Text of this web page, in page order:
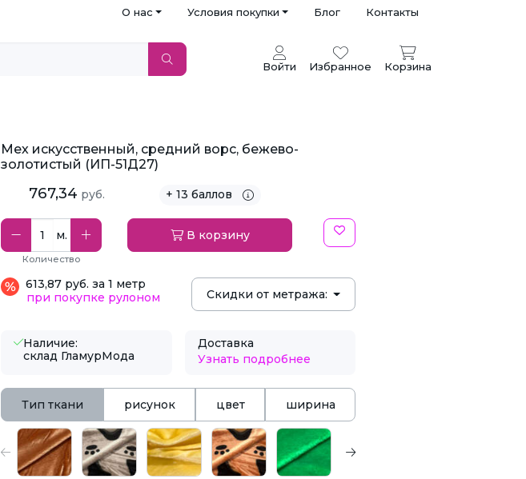
О нас Условия покупки Блог Контакты
Войти Избранное Корзина
Мех искусственный, средний ворс, бежево-
золотистый (ИП-51Д27)
767,34 руб. + 13 баллов
м.
Количество
В корзину
613,87 руб. за 1 метр
при покупке рулоном
Скидки от метража:
Наличие:
склад ГламурМода
Доставка
Узнать подробнее
Тип ткани рисунок цвет ширина